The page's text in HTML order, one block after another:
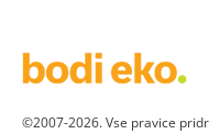
©2007-2026. Vse pravice